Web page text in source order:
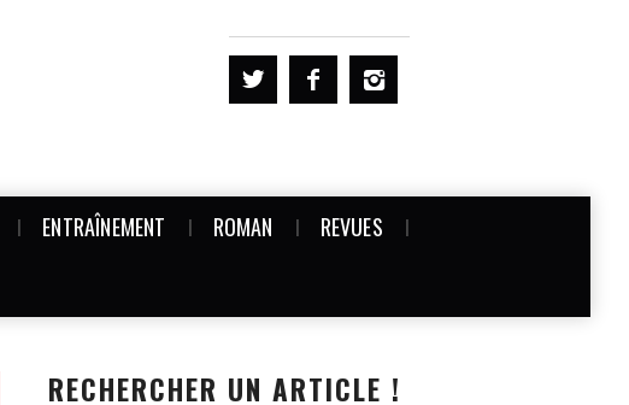
ENTRAÎNEMENT ROMAN
REVUES
RECHERCHER UN ARTICLE !